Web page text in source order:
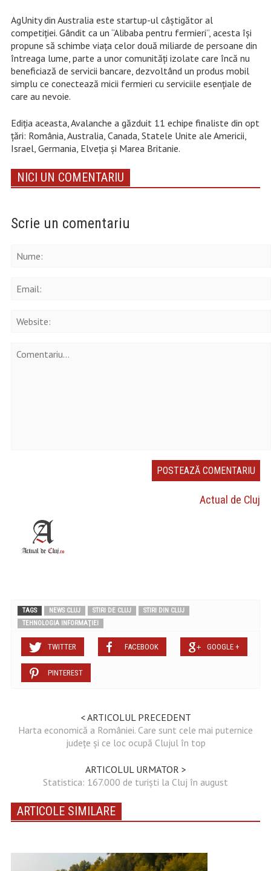
AgUnity din Australia este startup-ul câștigător al
competiției. Gândit ca un “Alibaba pentru fermieri”, acesta își
propune să schimbe viața celor două miliarde de persoane din
întreaga lume, parte a unor comunități izolate care încă nu
beneficiază de servicii bancare, dezvoltând un produs mobil
simplu ce conectează micii fermieri cu serviciile esențiale de
care au nevoie.
Ediția aceasta, Avalanche a găzduit 11 echipe finaliste din opt
țări: România, Australia, Canada, Statele Unite ale Americii,
Israel, Germania, Elveția și Marea Britanie.
NICI UN COMENTARIU
Scrie un comentariu
Actual de Cluj
TAGS NEWS CLUJ STIRI DE CLUJ
STIRI DIN CLUJ
TEHNOLOGIA INFORMAŢIEI
TWITTER FACEBOOK GOOGLE +
PINTEREST
< ARTICOLUL PRECEDENT
Harta economică a României. Care sunt cele mai puternice
județe și ce loc ocupă Clujul în top
ARTICOLUL URMATOR >
Statistica: 167.000 de turiști la Cluj în august
ARTICOLE SIMILARE